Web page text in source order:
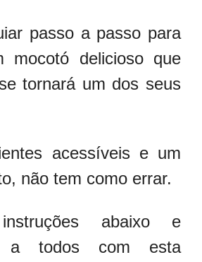
passo a passo para
mocotó delicioso que
tornará um dos seus
acessíveis e um
não tem como errar.
abaixo e
a todos com esta